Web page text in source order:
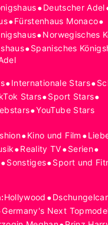
•Deutscher Adel
•Fürstenhaus Monaco•
•Norwegisches
•Spanisches
•Internationale Stars•
Stars•Sport Stars•
•YouTube Stars
•Kino und Film •
•Reality TV•Serien•
•Sonstiges•Sport und
:Hollywood •
Germany's Next